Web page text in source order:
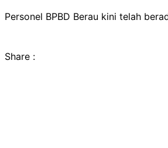
Personel BPBD Berau kini telah
Share :